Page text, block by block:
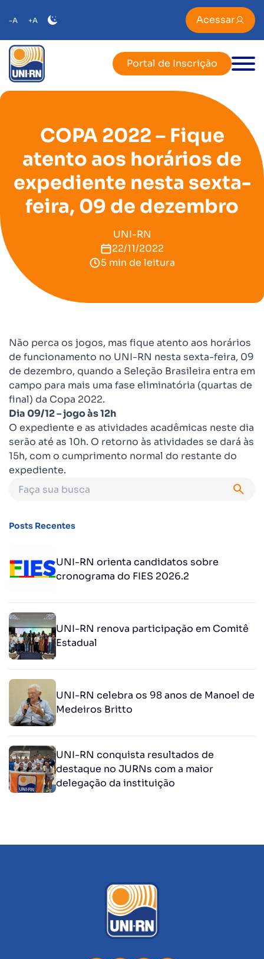
-A +A Acessar
Portal de Inscrição
COPA 2022 – Fique
atento aos horários de
expediente nesta sexta-
feira, 09 de dezembro
UNI-RN
22/11/2022
5 min de leitura
Não perca os jogos, mas fique atento aos horários
de funcionamento no UNI-RN nesta sexta-feira, 09
de dezembro, quando a Seleção Brasileira entra em
campo para mais uma fase eliminatória (quartas de
final) da Copa 2022.
Dia 09/12 – jogo às 12h
O expediente e as atividades acadêmicas neste dia
serão até as 10h. O retorno às atividades se dará às
15h, com o cumprimento normal do restante do
expediente.
Posts Recentes
UNI-RN orienta candidatos sobre
cronograma do FIES 2026.2
UNI-RN renova participação em Comitê
Estadual
UNI-RN celebra os 98 anos de Manoel de
Medeiros Britto
UNI-RN conquista resultados de
destaque no JURNs com a maior
delegação da instituição